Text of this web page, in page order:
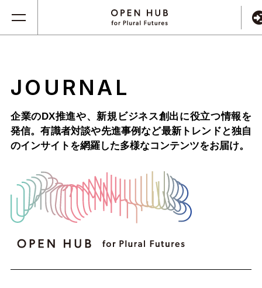
JOURNAL
企業のDX推進や、新規ビジネス創出に役立つ情報を
発信。有識者対談や先進事例など最新トレンドと独自
のインサイトを網羅した多様なコンテンツをお届け。